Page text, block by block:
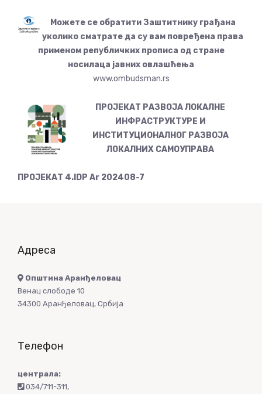
Можете се обратити Заштитнику грађана
уколико сматрате да су вам повређена права
применом републичких прописа од стране
носилаца јавних овлашћења
www.ombudsman.rs
ПРОЈЕКАТ РАЗВОЈА ЛОКАЛНЕ
ИНФРАСТРУКТУРЕ И
ИНСТИТУЦИОНАЛНОГ РАЗВОЈА
ЛОКАЛНИХ САМОУПРАВА
ПРОЈЕКАТ 4.IDP Ar 202408-7
Адреса
Општина Аранђеловац
Венац слободе 10
34300 Аранђеловац, Србија
Телефон
централа:
034/711-311,